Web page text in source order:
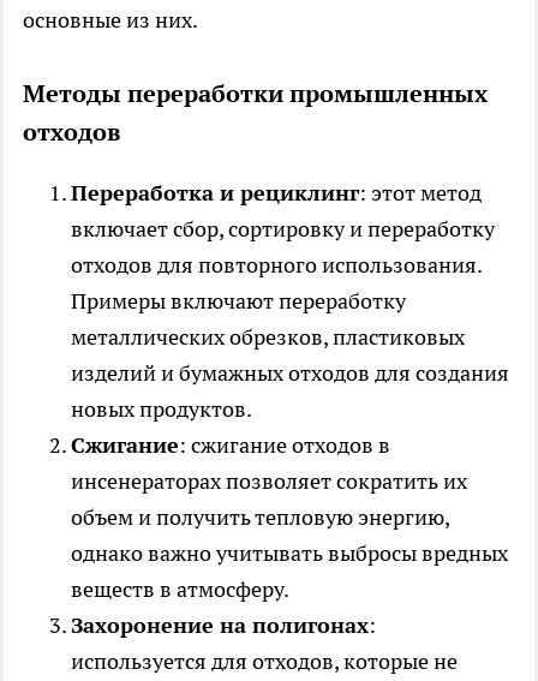
основные из них.
Методы переработки промышленных
отходов
Переработка и рециклинг: этот метод
включает сбор, сортировку и переработку
отходов для повторного использования.
Примеры включают переработку
металлических обрезков, пластиковых
изделий и бумажных отходов для создания
новых продуктов.
Сжигание: сжигание отходов в
инсенераторах позволяет сократить их
объем и получить тепловую энергию,
однако важно учитывать выбросы вредных
веществ в атмосферу.
Захоронение на полигонах:
используется для отходов, которые не